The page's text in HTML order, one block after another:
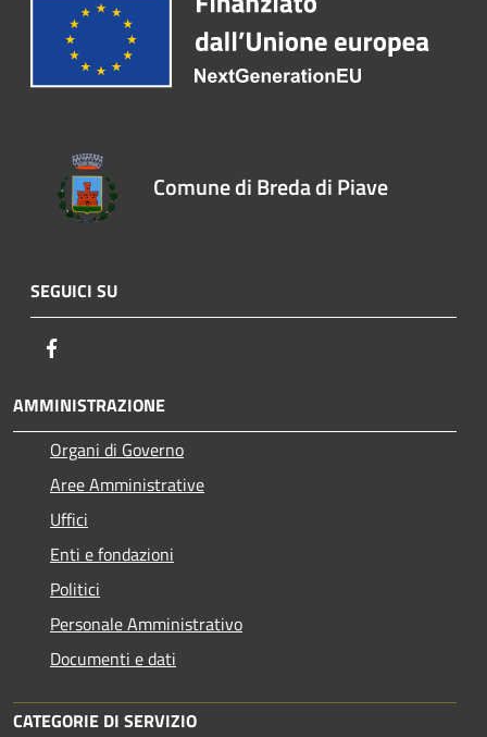
Comune di Breda di Piave
SEGUICI SU
AMMINISTRAZIONE
Organi di Governo
Aree Amministrative
Uffici
Enti e fondazioni
Politici
Personale Amministrativo
Documenti e dati
CATEGORIE DI SERVIZIO